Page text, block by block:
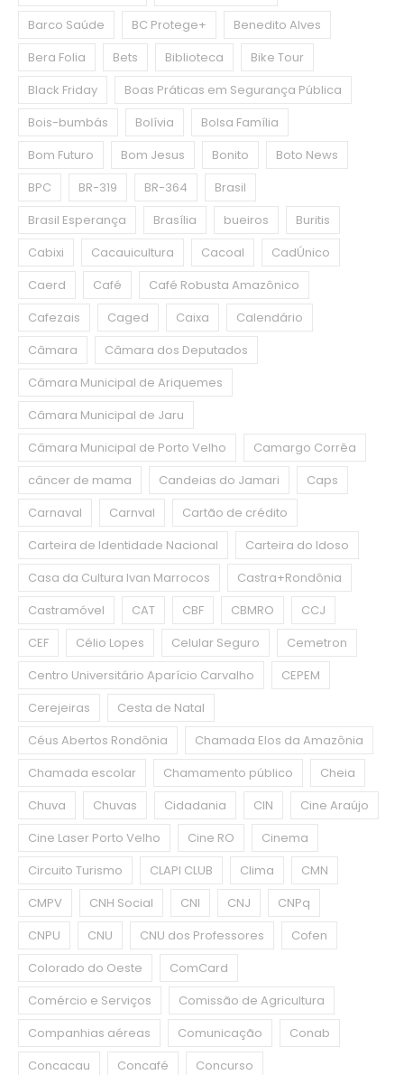
Barco Saúde
BC Protege+
Benedito Alves
Bera Folia
Bets Biblioteca
Bike Tour
Black Friday
Boas Práticas em Segurança Pública
Bois-bumbás
Bolívia
Bolsa Família
Bom Futuro
Bom Jesus Bonito
Boto News
BPC
BR-319 BR-364
Brasil
Brasil Esperança
Brasília bueiros
Buritis
Cabixi
Cacauicultura Cacoal
CadÚnico
Caerd
Café
Café Robusta Amazônico
Cafezais
Caged Caixa
Calendário
Câmara
Câmara dos Deputados
Câmara Municipal de Ariquemes
Câmara Municipal de Jaru
Câmara Municipal de Porto Velho
Camargo Corrêa
câncer de mama
Candeias do Jamari
Caps
Carnaval
Carnval
Cartão de crédito
Carteira de Identidade Nacional
Carteira do Idoso
Casa da Cultura Ivan Marrocos
Castra+Rondônia
Castramóvel
CAT CBF CBMRO
CCJ
CEF
Célio Lopes Celular Seguro
Cemetron
Centro Universitário Aparício Carvalho
CEPEM
Cerejeiras
Cesta de Natal
Céus Abertos Rondônia
Chamada Elos da Amazônia
Chamada escolar
Chamamento público
Cheia
Chuva
Chuvas Cidadania CIN
Cine Araújo
Cine Laser Porto Velho
Cine RO
Cinema
Circuito Turismo
CLAPI CLUB Clima
CMN
CMPV
CNH Social CNI CNJ
CNPq
CNPU
CNU CNU dos Professores
Cofen
Colorado do Oeste
ComCard
Comércio e Serviços
Comissão de Agricultura
Companhias aéreas
Comunicação
Conab
Concacau
Concafé
Concurso